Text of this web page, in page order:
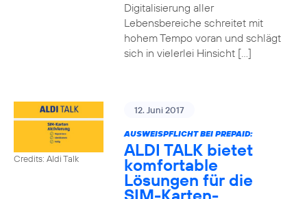
Digitalisierung aller
Lebensbereiche schreitet mit
hohem Tempo voran und schlägt
sich in vielerlei Hinsicht […]
Credits: Aldi Talk
12. Juni 2017
AUSWEISPFLICHT BEI PREPAID:
ALDI TALK bietet
komfortable
Lösungen für die
SIM-Karten-